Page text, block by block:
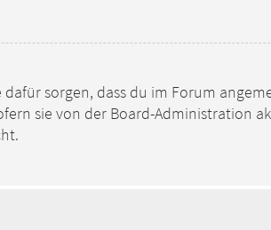
sorgen, dass du im Forum
sie von der Board-Administration